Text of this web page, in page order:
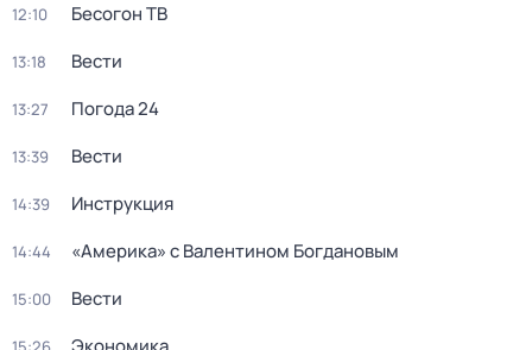
12:10 Бесогон ТВ
13:18 Вести
13:27 Погода 24
13:39 Вести
14:39 Инструкция
14:44 «Америка» с Валентином Богдановым
15:00 Вести